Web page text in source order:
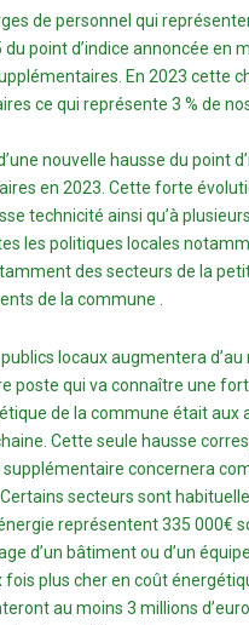
de personnel qui
point d’indice annoncée en
En 2023 cette
ce qui représente 3 % de
nouvelle hausse du point
en 2023. Cette forte
technicité ainsi qu’à
les politiques locales
des secteurs de la
de la commune .
locaux augmentera
poste qui va connaître une
de la commune était aux
Cette seule hausse
concernera
secteurs sont
représentent 335 000€
d’un bâtiment ou d’un
plus cher en coût
au moins 3 millions